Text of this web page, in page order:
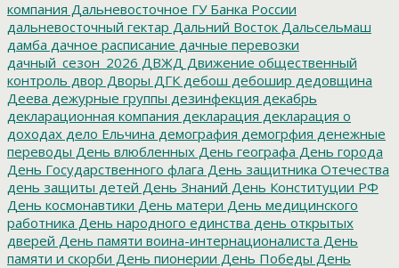
компания Дальневосточное ГУ Банка России
дальневосточный гектар Дальний Восток Дальсельмаш
дамба дачное расписание дачные перевозки
дачный_сезон_2026 ДВЖД Движение общественный
контроль двор Дворы ДГК дебош дебошир дедовщина
Деева дежурные группы дезинфекция декабрь
декларационная компания декларация декларация о
доходах дело Ельчина демография демогрфия денежные
переводы День влюбленных День географа День города
День Государственного флага День защитника Отечества
день защиты детей День Знаний День Конституции РФ
День космонавтики День матери День медицинского
работника День народного единства день открытых
дверей День памяти воина-интернационалиста День
памяти и скорби День пионерии День Победы День